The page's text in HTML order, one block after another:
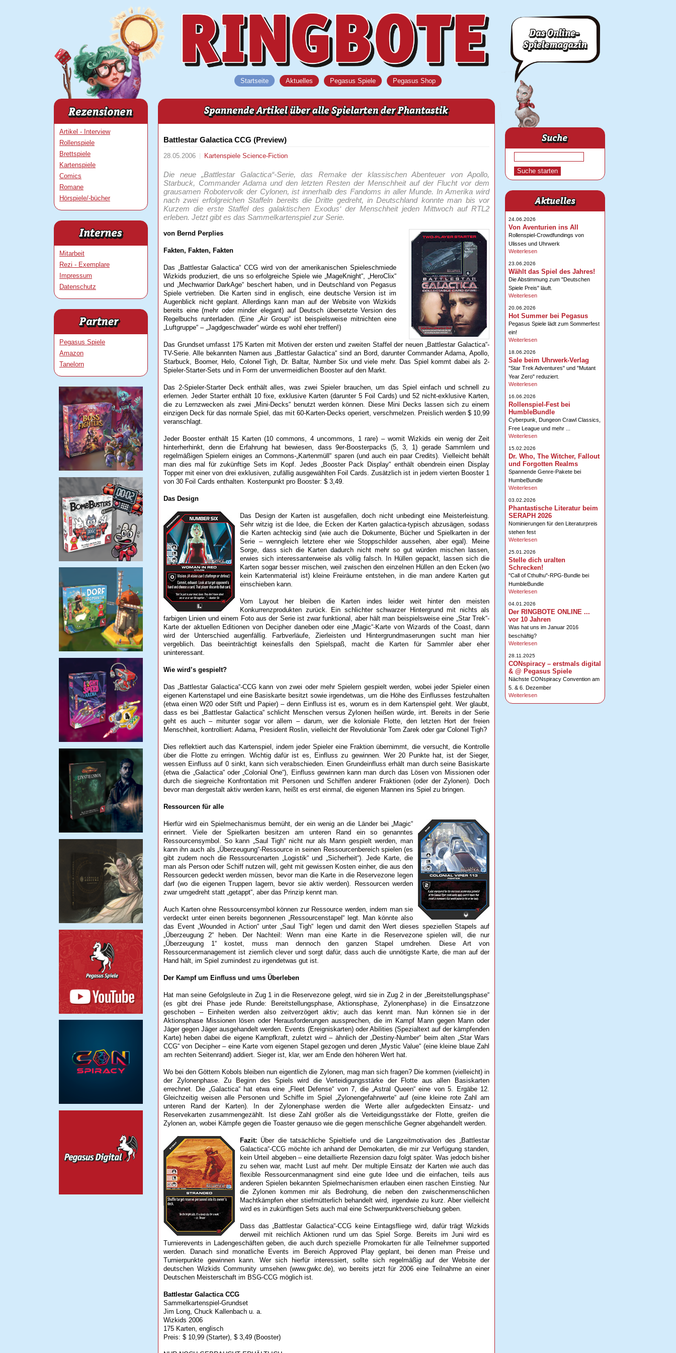
Startseite Aktuelles Pegasus Spiele Pegasus Shop
Artikel - Interview
Rollenspiele
Brettspiele
Kartenspiele
Comics
Romane
Hörspiele/-bücher
Mitarbeit
Rezi - Exemplare
Impressum
Datenschutz
Pegasus Spiele
Amazon
Tanelorn
Battlestar Galactica CCG (Preview)
28.05.2006 Kartenspiele Science-Fiction
Die neue „Battlestar Galactica“-Serie, das Remake der klassischen Abenteuer von Apollo,
Starbuck, Commander Adama und den letzten Resten der Menschheit auf der Flucht vor dem
grausamen Robotervolk der Cylonen, ist innerhalb des Fandoms in aller Munde. In Amerika wird
nach zwei erfolgreichen Staffeln bereits die Dritte gedreht, in Deutschland konnte man bis vor
Kurzem die erste Staffel des galaktischen Exodus‘ der Menschheit jeden Mittwoch auf RTL2
erleben. Jetzt gibt es das Sammelkartenspiel zur Serie.
von Bernd Perplies
Fakten, Fakten, Fakten
Das „Battlestar Galactica“ CCG wird von der amerikanischen Spieleschmiede
Wizkids produziert, die uns so erfolgreiche Spiele wie „MageKnight“, „HeroClix“
und „Mechwarrior DarkAge“ beschert haben, und in Deutschland von Pegasus
Spiele vertrieben. Die Karten sind in englisch, eine deutsche Version ist im
Augenblick nicht geplant. Allerdings kann man auf der Website von Wizkids
bereits eine (mehr oder minder elegant) auf Deutsch übersetzte Version des
Regelbuchs runterladen. (Eine „Air Group“ ist beispielsweise mitnichten eine
„Luftgruppe“ – „Jagdgeschwader“ würde es wohl eher treffen!)
Das Grundset umfasst 175 Karten mit Motiven der ersten und zweiten Staffel der neuen „Battlestar Galactica“-
TV-Serie. Alle bekannten Namen aus „Battlestar Galactica“ sind an Bord, darunter Commander Adama, Apollo,
Starbuck, Boomer, Helo, Colonel Tigh, Dr. Baltar, Number Six und viele mehr. Das Spiel kommt dabei als 2-
Spieler-Starter-Sets und in Form der unvermeidlichen Booster auf den Markt.
Das 2-Spieler-Starter Deck enthält alles, was zwei Spieler brauchen, um das Spiel einfach und schnell zu
erlernen. Jeder Starter enthält 10 fixe, exklusive Karten (darunter 5 Foil Cards) und 52 nicht-exklusive Karten,
die zu Lernzwecken als zwei „Mini-Decks“ benutzt werden können. Diese Mini Decks lassen sich zu einem
einzigen Deck für das normale Spiel, das mit 60-Karten-Decks operiert, verschmelzen. Preislich werden $ 10,99
veranschlagt.
Jeder Booster enthält 15 Karten (10 commons, 4 uncommons, 1 rare) – womit Wizkids ein wenig der Zeit
hinterherhinkt, denn die Erfahrung hat bewiesen, dass 9er-Boosterpacks (5, 3, 1) gerade Sammlern und
regelmäßigen Spielern einiges an Commons-„Kartenmüll“ sparen (und auch ein paar Credits). Vielleicht behält
man dies mal für zukünftige Sets im Kopf. Jedes „Booster Pack Display“ enthält obendrein einen Display
Topper mit einer von drei exklusiven, zufällig ausgewählten Foil Cards. Zusätzlich ist in jedem vierten Booster 1
von 30 Foil Cards enthalten. Kostenpunkt pro Booster: $ 3,49.
Das Design
Das Design der Karten ist ausgefallen, doch nicht unbedingt eine Meisterleistung.
Sehr witzig ist die Idee, die Ecken der Karten galactica-typisch abzusägen, sodass
die Karten achteckig sind (wie auch die Dokumente, Bücher und Spielkarten in der
Serie – wenngleich letztere eher wie Stoppschilder aussehen, aber egal). Meine
Sorge, dass sich die Karten dadurch nicht mehr so gut würden mischen lassen,
erwies sich interessanterweise als völlig falsch. In Hüllen gepackt, lassen sich die
Karten sogar besser mischen, weil zwischen den einzelnen Hüllen an den Ecken (wo
kein Kartenmaterial ist) kleine Freiräume entstehen, in die man andere Karten gut
einschieben kann.
Vom Layout her bleiben die Karten indes leider weit hinter den meisten
Konkurrenzprodukten zurück. Ein schlichter schwarzer Hintergrund mit nichts als
farbigen Linien und einem Foto aus der Serie ist zwar funktional, aber hält man beispielsweise eine „Star Trek“-
Karte der aktuellen Editionen von Decipher daneben oder eine „Magic“-Karte von Wizards of the Coast, dann
wird der Unterschied augenfällig. Farbverläufe, Zierleisten und Hintergrundmaserungen sucht man hier
vergeblich. Das beeinträchtigt keinesfalls den Spielspaß, macht die Karten für Sammler aber eher
uninteressant.
Wie wird’s gespielt?
Das „Battlestar Galactica“-CCG kann von zwei oder mehr Spielern gespielt werden, wobei jeder Spieler einen
eigenen Kartenstapel und eine Basiskarte besitzt sowie irgendetwas, um die Höhe des Einflusses festzuhalten
(etwa einen W20 oder Stift und Papier) – denn Einfluss ist es, worum es in dem Kartenspiel geht. Wer glaubt,
dass es bei „Battlestar Galactica“ schlicht Menschen versus Zylonen heißen würde, irrt. Bereits in der Serie
geht es auch – mitunter sogar vor allem – darum, wer die koloniale Flotte, den letzten Hort der freien
Menschheit, kontrolliert: Adama, President Roslin, vielleicht der Revolutionär Tom Zarek oder gar Colonel Tigh?
Dies reflektiert auch das Kartenspiel, indem jeder Spieler eine Fraktion übernimmt, die versucht, die Kontrolle
über die Flotte zu erringen. Wichtig dafür ist es, Einfluss zu gewinnen. Wer 20 Punkte hat, ist der Sieger,
wessen Einfluss auf 0 sinkt, kann sich verabschieden. Einen Grundeinfluss erhält man durch seine Basiskarte
(etwa die „Galactica“ oder „Colonial One“), Einfluss gewinnen kann man durch das Lösen von Missionen oder
durch die siegreiche Konfrontation mit Personen und Schiffen anderer Fraktionen (oder der Zylonen). Doch
bevor man dergestalt aktiv werden kann, heißt es erst einmal, die eigenen Mannen ins Spiel zu bringen.
Ressourcen für alle
Hierfür wird ein Spielmechanismus bemüht, der ein wenig an die Länder bei „Magic“
erinnert. Viele der Spielkarten besitzen am unteren Rand ein so genanntes
Ressourcensymbol. So kann „Saul Tigh“ nicht nur als Mann gespielt werden, man
kann ihn auch als „Überzeugung“-Ressource in seinen Ressourcenbereich spielen (es
gibt zudem noch die Ressourcenarten „Logistik“ und „Sicherheit“). Jede Karte, die
man als Person oder Schiff nutzen will, geht mit gewissen Kosten einher, die aus den
Ressourcen gedeckt werden müssen, bevor man die Karte in die Reservezone legen
darf (wo die eigenen Truppen lagern, bevor sie aktiv werden). Ressourcen werden
zwar umgedreht statt „getappt“, aber das Prinzip kennt man.
Auch Karten ohne Ressourcensymbol können zur Ressource werden, indem man sie
verdeckt unter einen bereits begonnenen „Ressourcenstapel“ legt. Man könnte also
das Event „Wounded in Action“ unter „Saul Tigh“ legen und damit den Wert dieses speziellen Stapels auf
„Überzeugung 2“ heben. Der Nachteil: Wenn man eine Karte in die Reservezone spielen will, die nur
„Überzeugung 1“ kostet, muss man dennoch den ganzen Stapel umdrehen. Diese Art von
Ressourcenmanagement ist ziemlich clever und sorgt dafür, dass auch die unnötigste Karte, die man auf der
Hand hält, im Spiel zumindest zu irgendetwas gut ist.
Der Kampf um Einfluss und ums Überleben
Hat man seine Gefolgsleute in Zug 1 in die Reservezone gelegt, wird sie in Zug 2 in der „Bereitstellungsphase“
(es gibt drei Phase jede Runde: Bereitstellungsphase, Aktionsphase, Zylonenphase) in die Einsatzzone
geschoben – Einheiten werden also zeitverzögert aktiv; auch das kennt man. Nun können sie in der
Aktionsphase Missionen lösen oder Herausforderungen aussprechen, die im Kampf Mann gegen Mann oder
Jäger gegen Jäger ausgehandelt werden. Events (Ereigniskarten) oder Abilities (Spezialtext auf der kämpfenden
Karte) heben dabei die eigene Kampfkraft, zuletzt wird – ähnlich der „Destiny-Number“ beim alten „Star Wars
CCG“ von Decipher – eine Karte vom eigenen Stapel gezogen und deren „Mystic Value“ (eine kleine blaue Zahl
am rechten Seitenrand) addiert. Sieger ist, klar, wer am Ende den höheren Wert hat.
Wo bei den Göttern Kobols bleiben nun eigentlich die Zylonen, mag man sich fragen? Die kommen (vielleicht) in
der Zylonenphase. Zu Beginn des Spiels wird die Verteidigungsstärke der Flotte aus allen Basiskarten
errechnet. Die „Galactica“ hat etwa eine „Fleet Defense“ von 7, die „Astral Queen“ eine von 5. Ergäbe 12.
Gleichzeitig weisen alle Personen und Schiffe im Spiel „Zylonengefahrwerte“ auf (eine kleine rote Zahl am
unteren Rand der Karten). In der Zylonenphase werden die Werte aller aufgedeckten Einsatz- und
Reservekarten zusammengezählt. Ist diese Zahl größer als die Verteidigungsstärke der Flotte, greifen die
Zylonen an, wobei Kämpfe gegen die Toaster genauso wie die gegen menschliche Gegner abgehandelt werden.
Fazit: Über die tatsächliche Spieltiefe und die Langzeitmotivation des „Battlestar
Galactica“-CCG möchte ich anhand der Demokarten, die mir zur Verfügung standen,
kein Urteil abgeben – eine detaillierte Rezension dazu folgt später. Was jedoch bisher
zu sehen war, macht Lust auf mehr. Der multiple Einsatz der Karten wie auch das
flexible Ressourcenmanagment sind eine gute Idee und die einfachen, teils aus
anderen Spielen bekannten Spielmechanismen erlauben einen raschen Einstieg. Nur
die Zylonen kommen mir als Bedrohung, die neben den zwischenmenschlichen
Machtkämpfen eher stiefmütterlich behandelt wird, irgendwie zu kurz. Aber vielleicht
wird es in zukünftigen Sets auch mal eine Schwerpunktverschiebung geben.
Dass das „Battlestar Galactica“-CCG keine Eintagsfliege wird, dafür trägt Wizkids
derweil mit reichlich Aktionen rund um das Spiel Sorge. Bereits im Juni wird es
Turnierevents in Ladengeschäften geben, die auch durch spezielle Promokarten für alle Teilnehmer supported
werden. Danach sind monatliche Events im Bereich Approved Play geplant, bei denen man Preise und
Turnierpunkte gewinnen kann. Wer sich hierfür interessiert, sollte sich regelmäßig auf der Website der
deutschen Wizkids Community umsehen (www.gwkc.de), wo bereits jetzt für 2006 eine Teilnahme an einer
Deutschen Meisterschaft im BSG-CCG möglich ist.
Battlestar Galactica CCG
Sammelkartenspiel-Grundset
Jim Long, Chuck Kallenbach u. a.
Wizkids 2006
175 Karten, englisch
Preis: $ 10,99 (Starter), $ 3,49 (Booster)
24.06.2026
Von Aventurien ins All
Rollenspiel-Crowdfundings von
Ulisses und Uhrwerk
Weiterlesen
23.06.2026
Wählt das Spiel des Jahres!
Die Abstimmung zum "Deutschen
Spiele Preis" läuft.
Weiterlesen
20.06.2026
Hot Summer bei Pegasus
Pegasus Spiele lädt zum Sommerfest
ein!
Weiterlesen
18.06.2026
Sale beim Uhrwerk-Verlag
"Star Trek Adventures" und "Mutant
Year Zero" reduziert.
Weiterlesen
16.06.2026
Rollenspiel-Fest bei
HumbleBundle
Cyberpunk, Dungeon Crawl Classics,
Free League und mehr ...
Weiterlesen
15.02.2026
Dr. Who, The Witcher, Fallout
und Forgotten Realms
Spannende Genre-Pakete bei
HumbeBundle
Weiterlesen
03.02.2026
Phantastische Literatur beim
SERAPH 2026
Nominierungen für den Literaturpreis
stehen fest
Weiterlesen
25.01.2026
Stelle dich uralten
Schrecken!
"Call of Cthulhu"-RPG-Bundle bei
HumbleBundle
Weiterlesen
04.01.2026
Der RINGBOTE ONLINE ...
vor 10 Jahren
Was hat uns im Januar 2016
beschäftig?
Weiterlesen
28.11.2025
CONspiracy – erstmals digital
& @ Pegasus Spiele
Nächste CONspiracy Convention am
5. & 6. Dezember
Weiterlesen